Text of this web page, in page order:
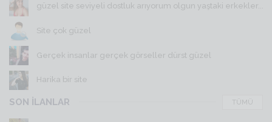
güzel site seviyeli dostluk arıyorum olgun yaştaki erkekler...
Site çok güzel
Gerçek insanlar gerçek görseller dürst güzel
Harika bir site
SON İLANLAR TÜMÜ